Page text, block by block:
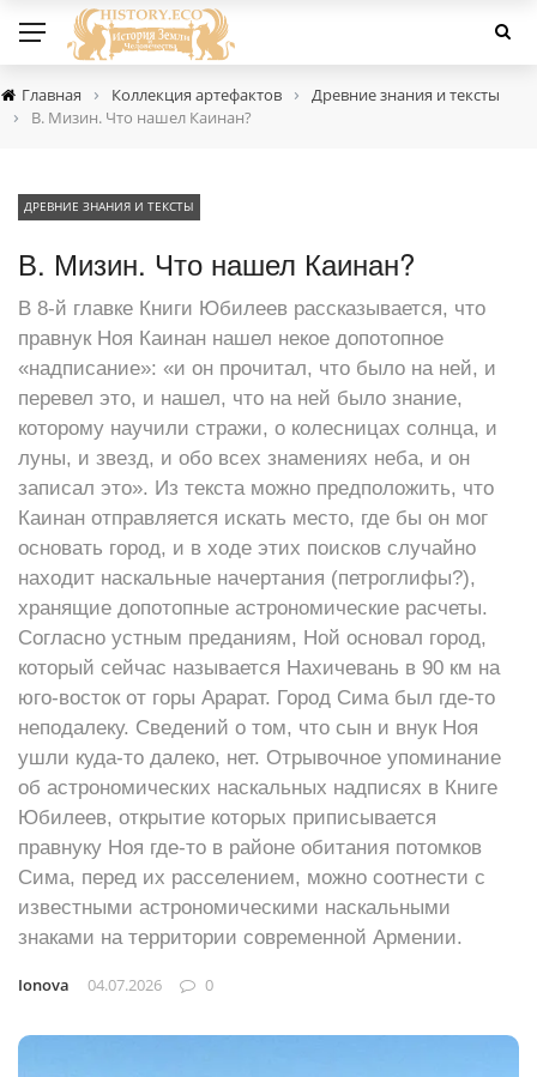
Главная › Коллекция артефактов › Древние знания и тексты
› В. Мизин. Что нашел Каинан?
ДРЕВНИЕ ЗНАНИЯ И ТЕКСТЫ
В. Мизин. Что нашел Каинан?
В 8-й главке Книги Юбилеев рассказывается, что
правнук Ноя Каинан нашел некое допотопное
«надписание»: «и он прочитал, что было на ней, и
перевел это, и нашел, что на ней было знание,
которому научили стражи, о колесницах солнца, и
луны, и звезд, и обо всех знамениях неба, и он
записал это». Из текста можно предположить, что
Каинан отправляется искать место, где бы он мог
основать город, и в ходе этих поисков случайно
находит наскальные начертания (петроглифы?),
хранящие допотопные астрономические расчеты.
Согласно устным преданиям, Ной основал город,
который сейчас называется Нахичевань в 90 км на
юго-восток от горы Арарат. Город Сима был где-то
неподалеку. Сведений о том, что сын и внук Ноя
ушли куда-то далеко, нет. Отрывочное упоминание
об астрономических наскальных надписях в Книге
Юбилеев, открытие которых приписывается
правнуку Ноя где-то в районе обитания потомков
Сима, перед их расселением, можно соотнести с
известными астрономическими наскальными
знаками на территории современной Армении.
Ionova 04.07.2026 0